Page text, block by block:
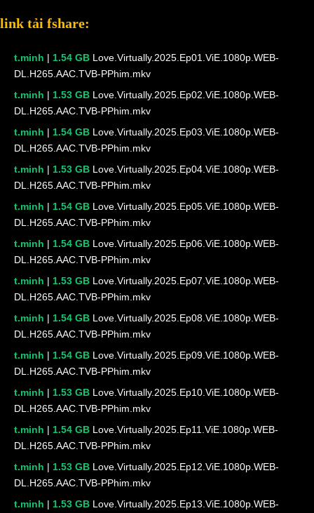
link tải fshare:
t.minh | 1.54 GBLove.Virtually.2025.Ep01.ViE.1080p.WEB-
DL.H265.AAC.TVB-PPhim.mkv
t.minh | 1.53 GBLove.Virtually.2025.Ep02.ViE.1080p.WEB-
DL.H265.AAC.TVB-PPhim.mkv
t.minh | 1.54 GBLove.Virtually.2025.Ep03.ViE.1080p.WEB-
DL.H265.AAC.TVB-PPhim.mkv
t.minh | 1.53 GBLove.Virtually.2025.Ep04.ViE.1080p.WEB-
DL.H265.AAC.TVB-PPhim.mkv
t.minh | 1.54 GBLove.Virtually.2025.Ep05.ViE.1080p.WEB-
DL.H265.AAC.TVB-PPhim.mkv
t.minh | 1.54 GBLove.Virtually.2025.Ep06.ViE.1080p.WEB-
DL.H265.AAC.TVB-PPhim.mkv
t.minh | 1.53 GBLove.Virtually.2025.Ep07.ViE.1080p.WEB-
DL.H265.AAC.TVB-PPhim.mkv
t.minh | 1.54 GBLove.Virtually.2025.Ep08.ViE.1080p.WEB-
DL.H265.AAC.TVB-PPhim.mkv
t.minh | 1.54 GBLove.Virtually.2025.Ep09.ViE.1080p.WEB-
DL.H265.AAC.TVB-PPhim.mkv
t.minh | 1.53 GBLove.Virtually.2025.Ep10.ViE.1080p.WEB-
DL.H265.AAC.TVB-PPhim.mkv
t.minh | 1.54 GBLove.Virtually.2025.Ep11.ViE.1080p.WEB-
DL.H265.AAC.TVB-PPhim.mkv
t.minh | 1.53 GBLove.Virtually.2025.Ep12.ViE.1080p.WEB-
DL.H265.AAC.TVB-PPhim.mkv
t.minh | 1.53 GBLove.Virtually.2025.Ep13.ViE.1080p.WEB-